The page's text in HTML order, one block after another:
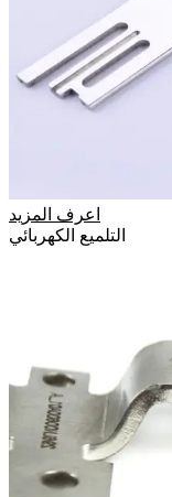
اعرف المزيد
التلميع الكهربائي